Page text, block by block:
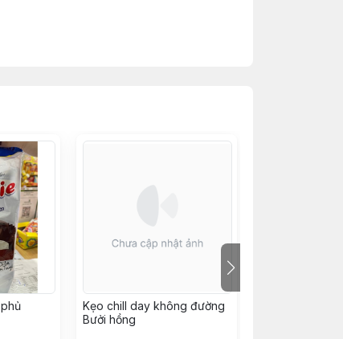
Kẹo chill day không đường
Bưởi hồng